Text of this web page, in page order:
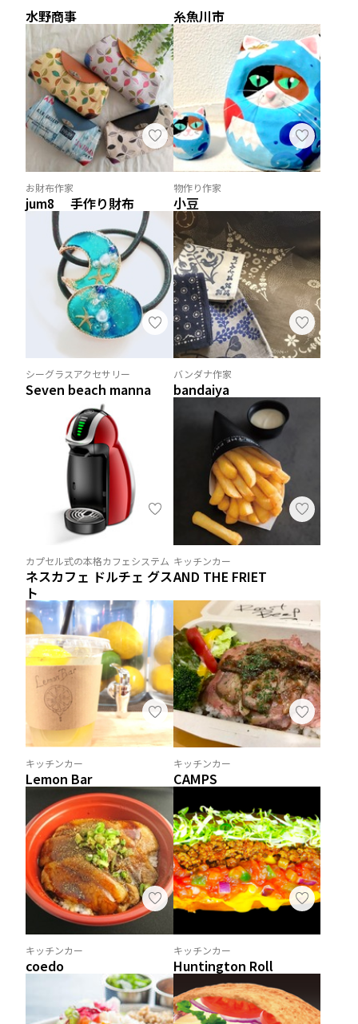
水野商事 糸魚川市
お財布作家
jum8 手作り財布
物作り作家
小豆
シーグラスアクセサリー
Seven beach manna
バンダナ作家
bandaiya
カプセル式の本格カフェシステム
ネスカフェ ドルチェ グス
ト
キッチンカー
AND THE FRIET
キッチンカー
Lemon Bar
キッチンカー
CAMPS
キッチンカー
coedo
キッチンカー
Huntington Roll